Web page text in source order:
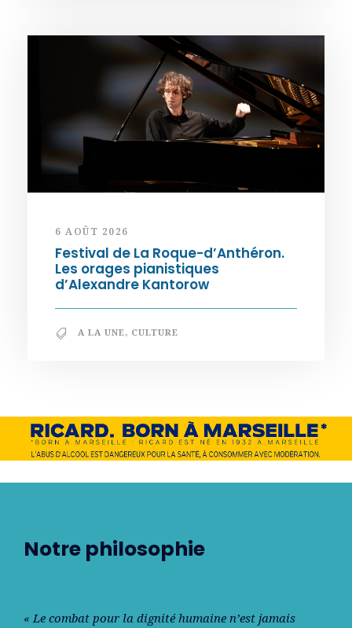
6 AOÛT 2026
Festival de La Roque-d’Anthéron.
Les orages pianistiques
d’Alexandre Kantorow
A LA UNE, CULTURE
Notre philosophie
« Le combat pour la dignité humaine n’est jamais